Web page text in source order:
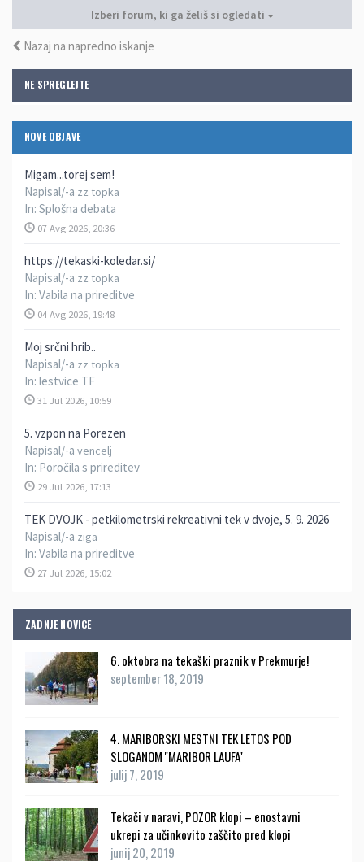
NE SPREGLEJTE
NOVE OBJAVE
Migam...torej sem!
Napisal/-a zz topka
In: Splošna debata
07 Avg 2026, 20:36
https://tekaski-koledar.si/
Napisal/-a zz topka
In: Vabila na prireditve
04 Avg 2026, 19:48
Moj srčni hrib..
Napisal/-a zz topka
In: lestvice TF
31 Jul 2026, 10:59
5. vzpon na Porezen
Napisal/-a vencelj
In: Poročila s prireditev
29 Jul 2026, 17:13
TEK DVOJK - petkilometrski rekreativni tek v dvoje, 5. 9. 2026
Napisal/-a ziga
In: Vabila na prireditve
27 Jul 2026, 15:02
ZADNJE NOVICE
6. oktobra na tekaški praznik v Prekmurje!
september 18, 2019
4. MARIBORSKI MESTNI TEK LETOS POD
SLOGANOM ''MARIBOR LAUFA''
julij 7, 2019
Tekači v naravi, POZOR klopi – enostavni
ukrepi za učinkovito zaščito pred klopi
junij 20, 2019
Izberi forum, ki ga želiš si ogledati
Nazaj na napredno iskanje